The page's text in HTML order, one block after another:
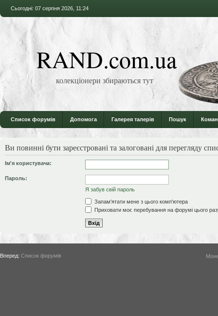
Сьогодні: 07 серпня 2026, 11:24
RAND.com.ua
колекціонери збираються тут
Список форумів Допомога Галерея талерів Пошук
Ви повинні бути зареєстровані та залоговані для перегляду
Ім'я користувача:
Пароль:
Я забув свій пароль
Запам'ятати мене з цього комп'ютера
Приховати моє перебування на форумі цього
Вперед: Список форумів